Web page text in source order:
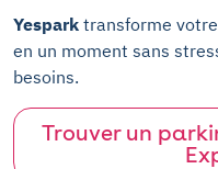
Yespark transforme
en un moment sans
besoins.
Trouver un